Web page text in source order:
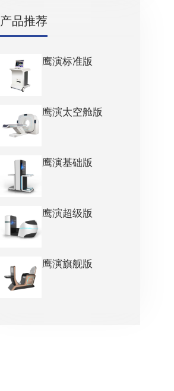
产品推荐
鹰演标准版
鹰演太空舱版
鹰演基础版
鹰演超级版
鹰演旗舰版